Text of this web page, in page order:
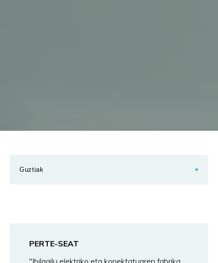
PERTE-SEAT
"Ibilgailu elektriko eta konektatuaren fabrika